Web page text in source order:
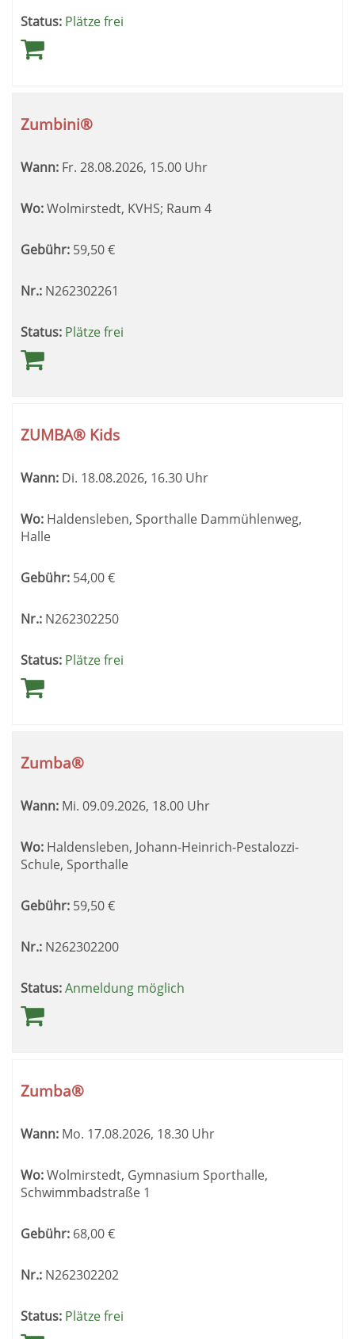
Status: Plätze frei
Zumbini®
Wann: Fr. 28.08.2026, 15.00 Uhr
Wo:Wolmirstedt, KVHS; Raum 4
Gebühr: 59,50€
Nr.: N262302261
Status: Plätze frei
ZUMBA® Kids
Wann: Di. 18.08.2026, 16.30 Uhr
Wo: Haldensleben, Sporthalle Dammühlenweg,
Halle
Gebühr: 54,00€
Nr.: N262302250
Status: Plätze frei
Zumba®
Wann: Mi. 09.09.2026, 18.00 Uhr
Wo: Haldensleben, Johann-Heinrich-Pestalozzi-
Schule, Sporthalle
Gebühr: 59,50€
Nr.: N262302200
Status:Anmeldung möglich
Zumba®
Wann: Mo. 17.08.2026, 18.30 Uhr
Wo:Wolmirstedt, Gymnasium Sporthalle,
Schwimmbadstraße 1
Gebühr: 68,00€
Nr.: N262302202
Status: Plätze frei